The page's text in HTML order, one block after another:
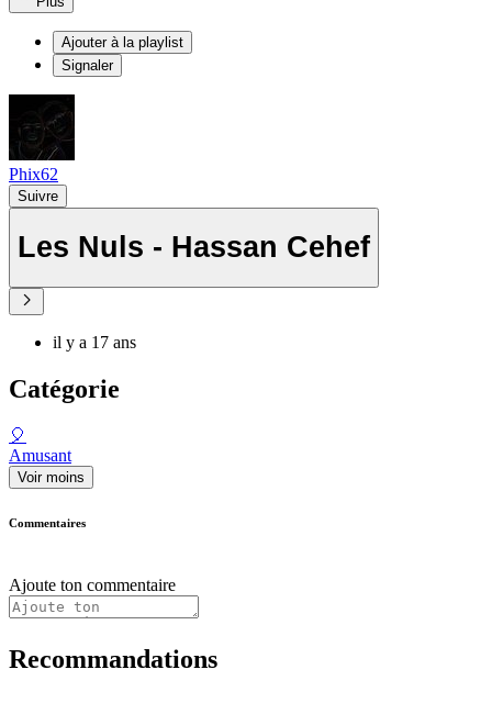
Ajouter à la playlist
Signaler
Phix62
Suivre
Les Nuls - Hassan Cehef
il y a 17 ans
Catégorie
🎈
Amusant
Voir moins
Commentaires
Ajoute ton commentaire
Recommandations